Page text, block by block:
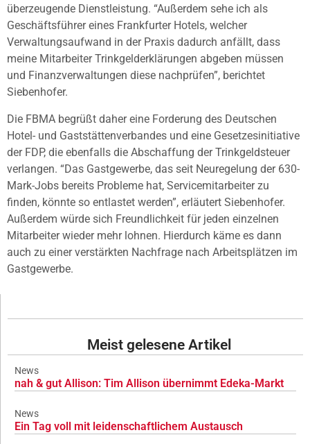
überzeugende Dienstleistung. “Außerdem sehe ich als
Geschäftsführer eines Frankfurter Hotels, welcher
Verwaltungsaufwand in der Praxis dadurch anfällt, dass
meine Mitarbeiter Trinkgelderklärungen abgeben müssen
und Finanzverwaltungen diese nachprüfen”, berichtet
Siebenhofer.
Die FBMA begrüßt daher eine Forderung des Deutschen
Hotel- und Gaststättenverbandes und eine Gesetzesinitiative
der FDP, die ebenfalls die Abschaffung der Trinkgeldsteuer
verlangen. “Das Gastgewerbe, das seit Neuregelung der 630-
Mark-Jobs bereits Probleme hat, Servicemitarbeiter zu
finden, könnte so entlastet werden”, erläutert Siebenhofer.
Außerdem würde sich Freundlichkeit für jeden einzelnen
Mitarbeiter wieder mehr lohnen. Hierdurch käme es dann
auch zu einer verstärkten Nachfrage nach Arbeitsplätzen im
Gastgewerbe.
Meist gelesene Artikel
News
nah & gut Allison: Tim Allison übernimmt Edeka-Markt
News
Ein Tag voll mit leidenschaftlichem Austausch